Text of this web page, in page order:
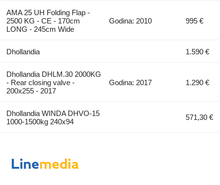
AMA 25 UH Folding Flap -
2500 KG - CE - 170cm
LONG - 245cm Wide
Godina: 2010 995 €
Dhollandia 1.590 €
Dhollandia DHLM.30 2000KG
- Rear closing valve -
200x255 - 2017
Godina: 2017 1.290 €
Dhollandia WINDA DHVO-15
1000-1500kg 240x94
571,30 €